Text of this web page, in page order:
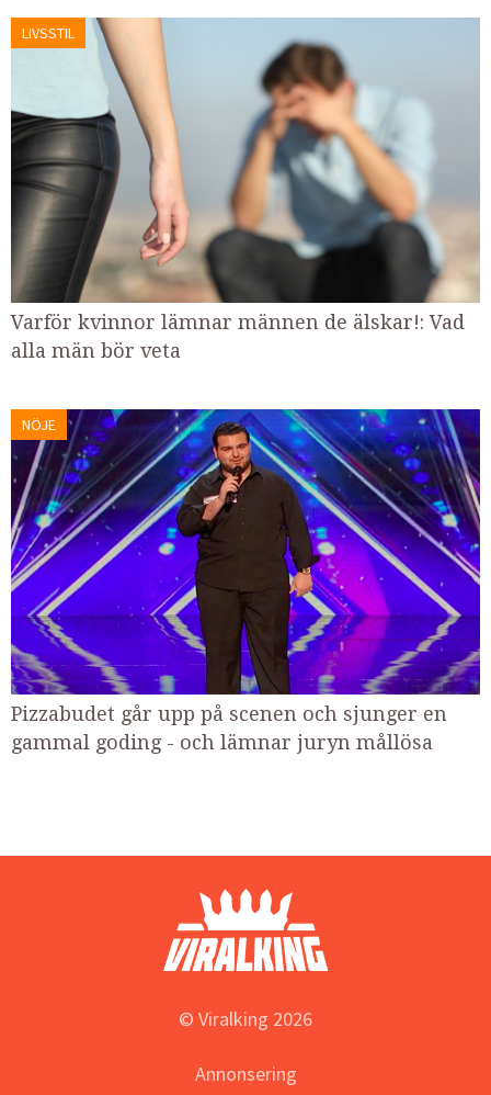
LIVSSTIL
Varför kvinnor lämnar männen de älskar!: Vad
alla män bör veta
NÖJE
Pizzabudet går upp på scenen och sjunger en
gammal goding - och lämnar juryn mållösa
© Viralking 2026
Annonsering